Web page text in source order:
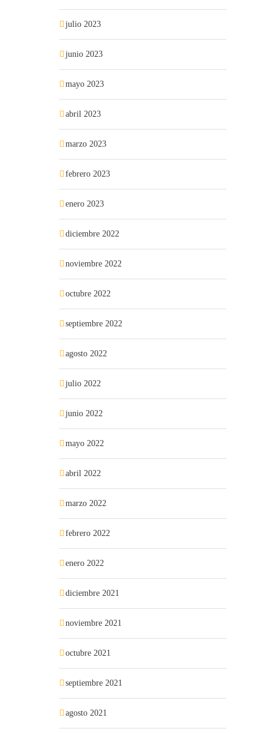
julio 2023
junio 2023
mayo 2023
abril 2023
marzo 2023
febrero 2023
enero 2023
diciembre 2022
noviembre 2022
octubre 2022
septiembre 2022
agosto 2022
julio 2022
junio 2022
mayo 2022
abril 2022
marzo 2022
febrero 2022
enero 2022
diciembre 2021
noviembre 2021
octubre 2021
septiembre 2021
agosto 2021